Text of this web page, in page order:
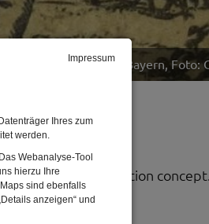
Impressum
Ihres zum
werden.
Webanalyse-Tool
hierzu Ihre
sind ebenfalls
anzeigen“ und
© Bibelzentrum Bayern, Foto:
for our collection